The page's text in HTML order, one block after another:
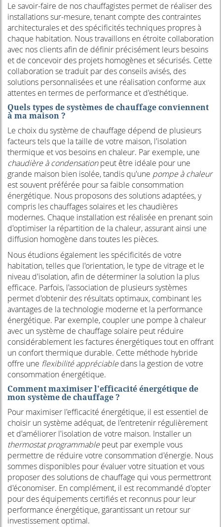
Le savoir-faire de nos chauffagistes permet de réaliser des
installations sur-mesure, tenant compte des contraintes
architecturales et des spécificités techniques propres à
chaque habitation. Nous travaillons en étroite collaboration
avec nos clients afin de définir précisément leurs besoins
et de concevoir des projets homogènes et sécurisés. Cette
collaboration se traduit par des conseils avisés, des
solutions personnalisées et une réalisation conforme aux
attentes en termes de performance et d'esthétique.
Quels types de systèmes de chauffage conviennent
à ma maison ?
Le choix du système de chauffage dépend de plusieurs
facteurs tels que la taille de votre maison, l'isolation
thermique et vos besoins en chaleur. Par exemple, une
chaudière à condensationpeut être idéale pour une
grande maison bien isolée, tandis qu'une pompe à chaleur
est souvent préférée pour sa faible consommation
énergétique. Nous proposons des solutions adaptées, y
compris les chauffages solaires et les chaudières
modernes. Chaque installation est réalisée en prenant soin
d'optimiser la répartition de la chaleur, assurant ainsi une
diffusion homogène dans toutes les pièces.
Nous étudions également les spécificités de votre
habitation, telles que l'orientation, le type de vitrage et le
niveau d'isolation, afin de déterminer la solution la plus
efficace. Parfois, l'association de plusieurs systèmes
permet d'obtenir des résultats optimaux, combinant les
avantages de la technologie moderne et la performance
énergétique. Par exemple, coupler une pompe à chaleur
avec un système de chauffage solaire peut réduire
considérablement les factures énergétiques tout en offrant
un confort thermique durable. Cette méthode hybride
offre une flexibilité appréciabledans la gestion de votre
consommation énergétique.
Comment maximiser l'efficacité énergétique de
mon système de chauffage ?
Pour maximiser l'efficacité énergétique, il est essentiel de
choisir un système adéquat, de l'entretenir régulièrement
et d'améliorer l'isolation de votre maison. Installer un
thermostat programmablepeut par exemple vous
permettre de réduire votre consommation d'énergie. Nous
sommes disponibles pour évaluer votre situation et vous
proposer des solutions de chauffage qui vous permettront
d'économiser. En complément, il est recommandé d'opter
pour des équipements certifiés et reconnus pour leur
performance énergétique, garantissant un retour sur
investissement optimal.